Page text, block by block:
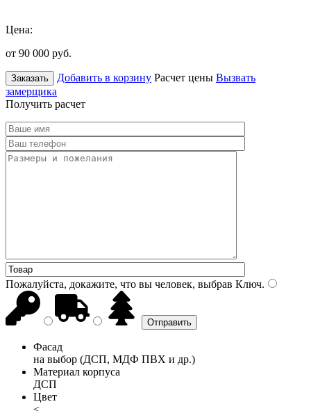
Цена:
от 90 000 руб.
Заказать Добавить в корзину Расчет цены Вызвать
замерщика
Получить расчет
Пожалуйста, докажите, что вы человек, выбрав Ключ.
Фасад
на выбор (ДСП, МДФ ПВХ и др.)
Материал корпуса
ДСП
Цвет